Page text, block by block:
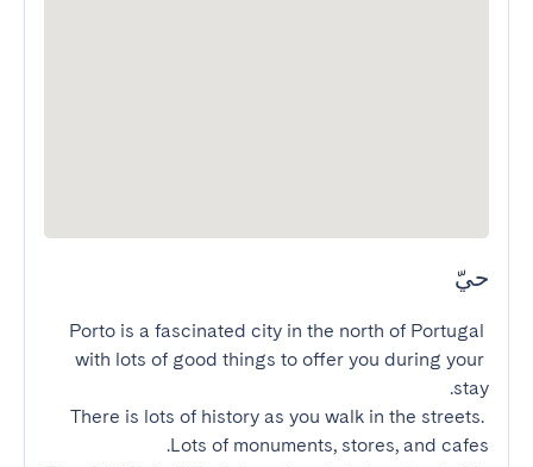
حيّ
Porto is a fascinated city in the north of Portugal
with lots of good things to offer you during your
There is lots of history as you walk in the streets.